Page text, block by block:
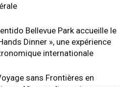
Bellevue Park accueille le
Dinner », une expérience
internationale
sans Frontières en